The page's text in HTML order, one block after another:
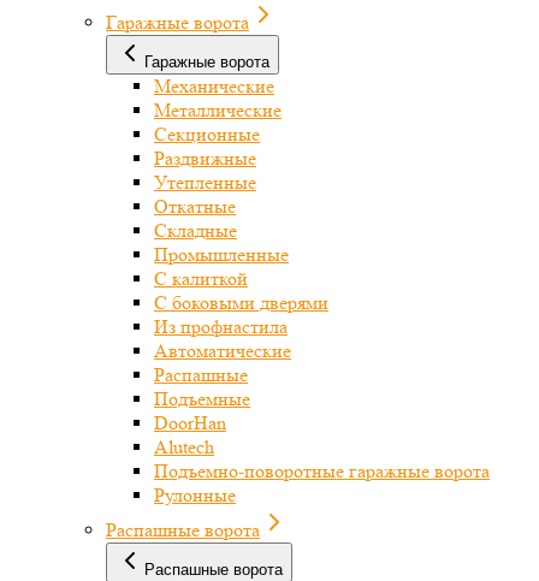
Гаражные ворота
Гаражные ворота
Механические
Металлические
Секционные
Раздвижные
Утепленные
Откатные
Складные
Промышленные
С калиткой
С боковыми дверями
Из профнастила
Автоматические
Распашные
Подъемные
DoorHan
Alutech
Подъемно-поворотные гаражные ворота
Рулонные
Распашные ворота
Распашные ворота